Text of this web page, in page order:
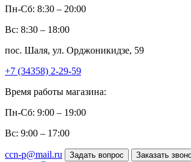
Пн-Сб: 8:30 – 20:00
Вс: 8:30 – 18:00
пос. Шаля, ул. Орджоникидзе, 59
+7 (34358) 2-29-59
Время работы магазина:
Пн-Сб: 9:00 – 19:00
Вс: 9:00 – 17:00
ccn-p@mail.ru Задать вопрос Заказать